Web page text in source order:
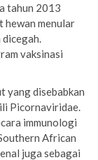
tahun 2013
hewan menular
vaksinasi
yang disebabkan
Picornaviridae.
immunologi
African
juga sebagai